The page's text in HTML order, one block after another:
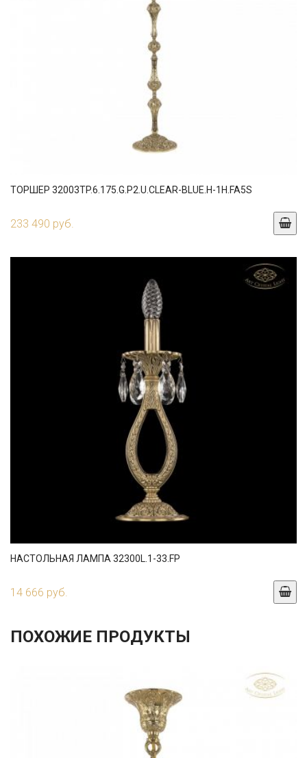
ТОРШЕР 32003TP.6.175.G.P2.U.CLEAR-BLUE.H-1H.FA5S
233 490 руб.
НАСТОЛЬНАЯ ЛАМПА 32300L.1-33.FP
14 666 руб.
ПОХОЖИЕ ПРОДУКТЫ